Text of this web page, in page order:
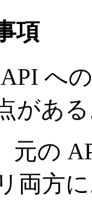
項
へ
があ
元の
両方